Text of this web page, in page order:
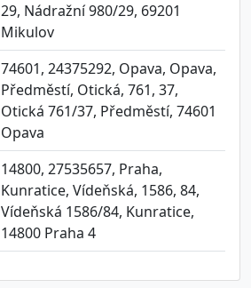
29, Nádražní 980/29, 69201
Mikulov
74601, 24375292, Opava, Opava,
Předměstí, Otická, 761, 37,
Otická 761/37, Předměstí, 74601
Opava
14800, 27535657, Praha,
Kunratice, Vídeňská, 1586, 84,
Vídeňská 1586/84, Kunratice,
14800 Praha 4